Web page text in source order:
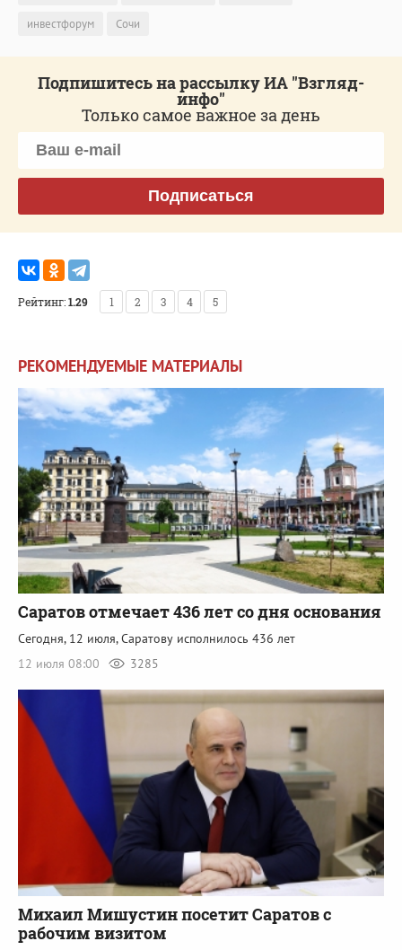
инвестфорум
Сочи
Подпишитесь на рассылку ИА "Взгляд-
инфо"
Только самое важное за день
Подписаться
Рейтинг:1.29 1 2 3 4 5
РЕКОМЕНДУЕМЫЕ МАТЕРИАЛЫ
Саратов отмечает 436 лет со дня основания
Сегодня, 12 июля, Саратову исполнилось 436 лет
12 июля 08:00
3285
Михаил Мишустин посетит Саратов с
рабочим визитом